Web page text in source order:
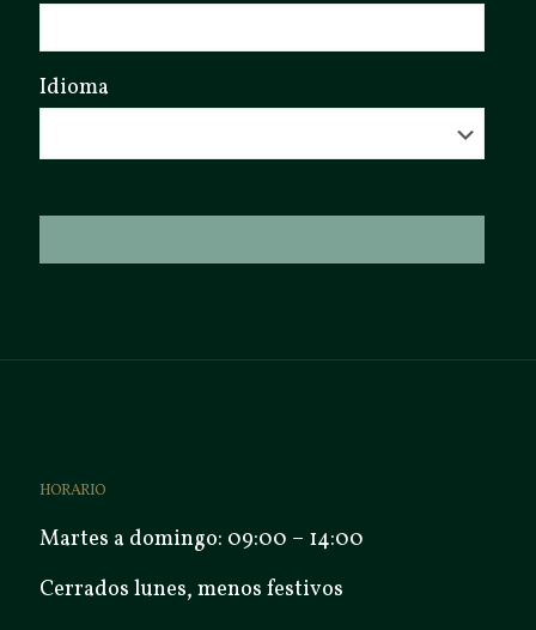
Idioma
HORARIO
Martes a domingo: 09:00 – 14:00
Cerrados lunes, menos festivos